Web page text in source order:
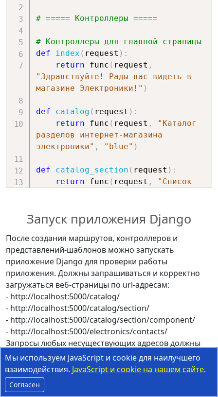
# ===== Контроллеры =====
# Контроллеры для главной страницы
def
index ( request ) :
return func ( request ,
"Здравствуйте! Рады вас видеть в
магазине Электроники!" )
def catalog ( request ) :
return func ( request ,
"Каталог
разделов интернет-магазина
электроники" , "blue" )
def catalog_section ( request ) :
return func ( request ,
"Список
def catalog_component request ):
return func(request,
"Страница
Электронный компонент", "brown"
def contacts(request):
    context
= {
"title": "Контакты"
}
# render - функция быстрого
доступа фреймворка Django,
# возвращает  HttpResponse
return render(request,
"electronics/contacts.html",
context
Запуск приложения Django
После создания маршрутов, контроллеров и
представлений-шаблонов можно запускать
приложение Django для проверки работы
приложения. Должны запрашиваться и корректно
загружаться веб-страницы по url-адресам:
- http://localhost:5000/catalog/
- http://localhost:5000/catalog/section/
- http://localhost:5000/catalog/section/component/
- http://localhost:5000/electronics/contacts/
Запросы любых несуществующих адресов должны
выводить страницу с оповещением ошибки 404.
Мы используем JavaScript и cookie для наилучшего
взаимодействия. JavaScript и cookie на нашем сайте.
Согласен